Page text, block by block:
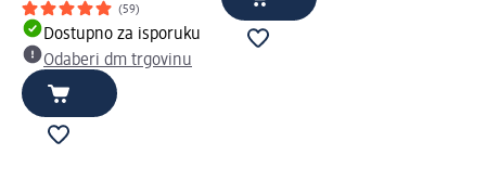
(59)
Dostupno za isporuku
Odaberi dm trgovinu